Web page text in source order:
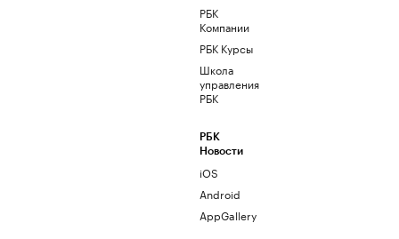
РБК
Компании
РБК Курсы
Школа
управления
РБК
РБК
Новости
iOS
Android
AppGallery